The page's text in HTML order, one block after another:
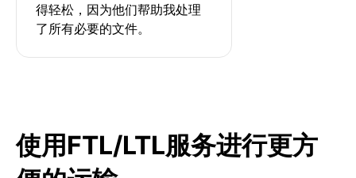
得轻松，因为他们帮助我处理
了所有必要的文件。
使用FTL/LTL服务进行更方